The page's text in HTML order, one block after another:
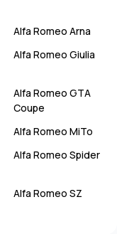
Alfa Romeo Arna
Alfa Romeo Giulia
Alfa Romeo GTA
Coupe
Alfa Romeo MiTo
Alfa Romeo Spider
Alfa Romeo SZ